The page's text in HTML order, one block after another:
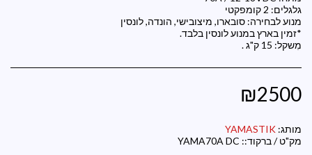
מִשקל: 15 ק"ג .
₪2500
מותג: YAMASTIK
מק"ט / ברקוד:: YAMA70A DC